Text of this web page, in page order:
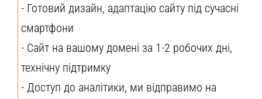
- Готовий дизайн, адаптацію сайту під сучасні
смартфони
- Сайт на вашому домені за 1-2 робочих дні,
технічну підтримку
- Доступ до аналітики, ми відправимо на